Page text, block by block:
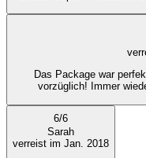
Das Package war
vorzüglich!
6/6
Sarah
verreist im Jan. 2018